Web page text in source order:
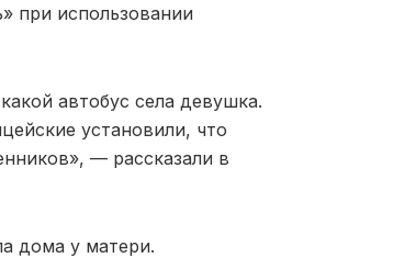
при использовании
автобус села девушка.
установили, что
— рассказали в
дома у матери.